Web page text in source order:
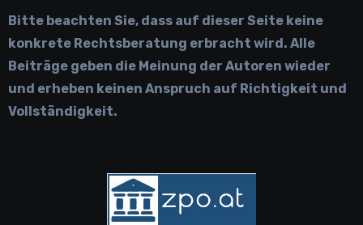
Bitte beachten Sie, dass auf dieser Seite keine
konkrete Rechtsberatung erbracht wird. Alle
Beiträge geben die Meinung der Autoren wieder
und erheben keinen Anspruch auf Richtigkeit und
Vollständigkeit.